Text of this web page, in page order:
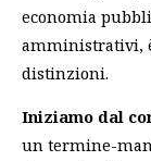
economia
amministrativi,
distinzioni.
Iniziamo dal
un termine-